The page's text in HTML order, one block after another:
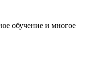
обучение и многое